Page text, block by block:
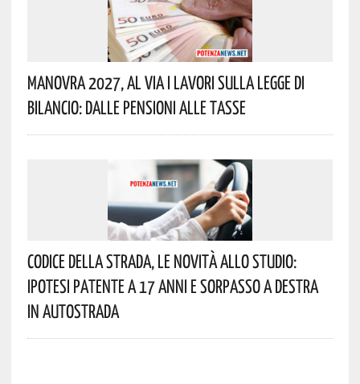
Manovra 2027, Al Via I Lavori Sulla Legge Di
Bilancio: Dalle Pensioni Alle Tasse
Codice Della Strada, Le Novità Allo Studio:
Ipotesi Patente A 17 Anni E Sorpasso A Destra
In Autostrada